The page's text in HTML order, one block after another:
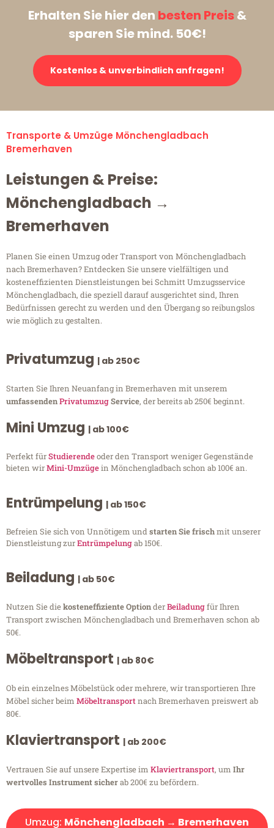
Erhalten Sie hier den besten Preis&
sparen Sie mind. 50€!
Kostenlos & unverbindlich anfragen!
Transporte & Umzüge Mönchengladbach
Bremerhaven
Leistungen & Preise:
Mönchengladbach →
Bremerhaven
Planen Sie einen Umzug oder Transport von Mönchengladbach
nach Bremerhaven? Entdecken Sie unsere vielfältigen und
kosteneffizienten Dienstleistungen bei Schmitt Umzugsservice
Mönchengladbach, die speziell darauf ausgerichtet sind, Ihren
Bedürfnissen gerecht zu werden und den Übergang so reibungslos
wie möglich zu gestalten.
Privatumzug | ab 250€
Starten Sie Ihren Neuanfang in Bremerhaven mit unserem
umfassendenPrivatumzugService, der bereits ab 250€ beginnt.
Mini Umzug | ab 100€
Perfekt fürStudierendeoder den Transport weniger Gegenstände
bieten wirMini-Umzügein Mönchengladbach schon ab 100€ an.
Entrümpelung | ab 150€
Befreien Sie sich von Unnötigem undstarten Sie frischmit unserer
Dienstleistung zurEntrümpelungab 150€.
Beiladung | ab 50€
Nutzen Sie diekosteneffiziente OptionderBeiladungfür Ihren
Transport zwischen Mönchengladbach und Bremerhaven schon ab
50€.
Möbeltransport | ab 80€
Ob ein einzelnes Möbelstück oder mehrere, wir transportieren Ihre
Möbel sicher beim Möbeltransportnach Bremerhaven preiswert ab
80€.
Klaviertransport | ab 200€
Vertrauen Sie auf unsere Expertise im Klaviertransport, um Ihr
wertvolles Instrument sicherab 200€ zu befördern.
Umzug: Mönchengladbach → Bremerhaven